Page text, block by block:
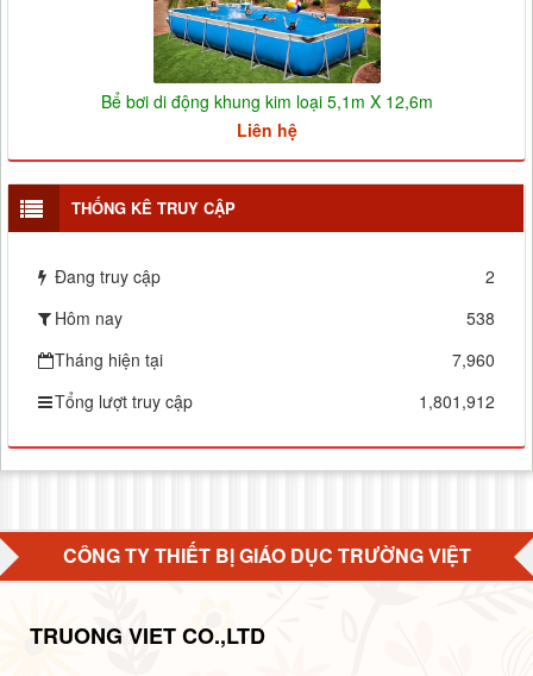
Bể bơi di động khung kim loại 5,1m X 12,6m
Liên hệ
THỐNG KÊ TRUY CẬP
Đang truy cập
2
Hôm nay
538
Tháng hiện tại
7,960
Tổng lượt truy cập
1,801,912
CÔNG TY THIẾT BỊ GIÁO DỤC TRƯỜNG VIỆT
TRUONG VIET CO.,LTD